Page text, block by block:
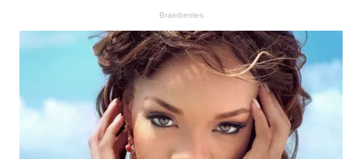
Brainberries